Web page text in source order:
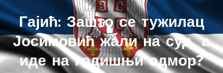
Гајић: Зашто се тужилац
Јосимовић жали на суд, а
иде на годишњи одмор?